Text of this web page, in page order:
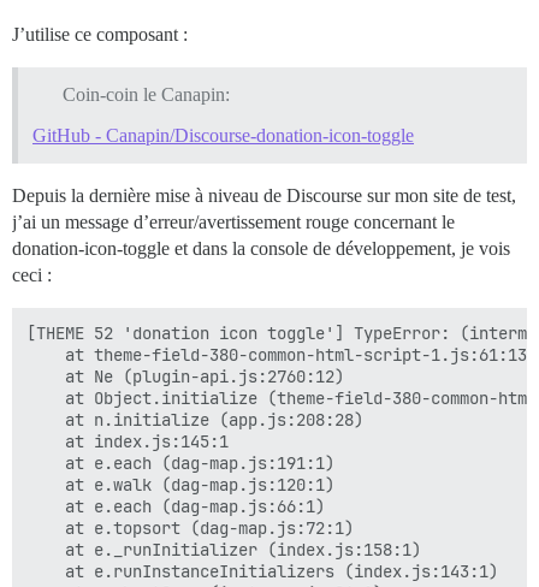
J’utilise ce composant :
Coin-coin le Canapin:
GitHub - Canapin/Discourse-donation-icon-toggle
Depuis la dernière mise à niveau de Discourse sur mon site de test,
j’ai un message d’erreur/avertissement rouge concernant le
donation-icon-toggle et dans la console de développement, je vois
ceci :
[THEME 52 'donation icon toggle'] TypeError:
    at theme-field-380-common-html-script-1.js:61:13
    at Ne (plugin-api.js:2760:12)
at Object.initialize (theme-field-380-common-
    at n.initialize (app.js:208:28)
    at index.js:145:1
    at e.each (dag-map.js:191:1)
    at e.walk (dag-map.js:120:1)
    at e.each (dag-map.js:66:1)
    at e.topsort (dag-map.js:72:1)
    at e._runInitializer (index.js:158:1)
    at e.runInstanceInitializers (index.js:143:1)